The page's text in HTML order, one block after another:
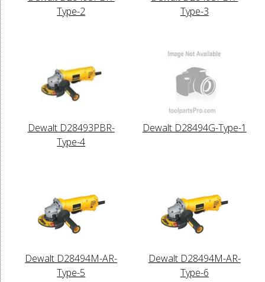
Type-2
Type-3
Dewalt D28493PBR-
Type-4
Dewalt D28494G-Type-1
Dewalt D28494M-AR-
Type-5
Dewalt D28494M-AR-
Type-6